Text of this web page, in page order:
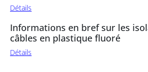
Détails
Informations en bref sur les
câbles en plastique fluoré
Détails